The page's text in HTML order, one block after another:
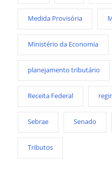
Medida Provisória
Ministério da Economia
planejamento tributário
Receita Federal
Sebrae Senado
Tributos